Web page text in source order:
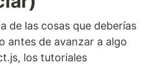
de las cosas que deberías
antes de avanzar a algo
los tutoriales